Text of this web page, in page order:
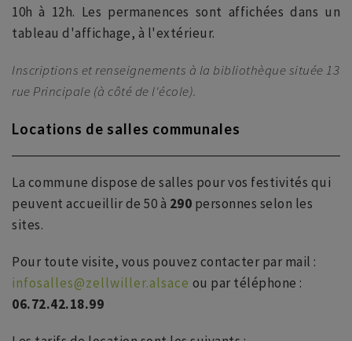
10h à 12h. Les permanences sont affichées dans un
tableau d'affichage, à l'extérieur.
Inscriptions et renseignements à la bibliothèque située 13
rue Principale (à côté de l'école).
Locations de salles communales
La commune dispose de salles pour vos festivités qui
peuvent accueillir de 50 à 290 personnes selon les
sites.
Pour toute visite, vous pouvez contacter par mail :
infosalles@zellwiller.alsace ou par téléphone :
06.72.42.18.99